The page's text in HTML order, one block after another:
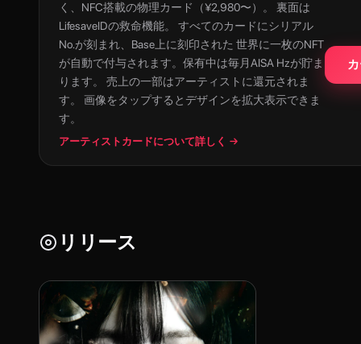
く、NFC搭載の物理カード（¥2,980〜）。 裏面は
LifesaveIDの救命機能。 すべてのカードにシリアル
No.が刻まれ、Base上に刻印された 世界に一枚のNFT
が自動で付与されます。保有中は毎月AISA Hzが貯ま
ります。 売上の一部はアーティストに還元されま
す。 画像をタップするとデザインを拡大表示できま
す。
アーティストカードについて詳しく →
リリース